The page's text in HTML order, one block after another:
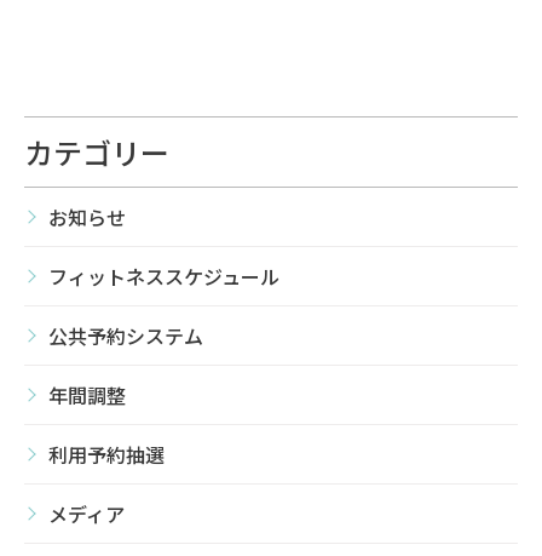
カテゴリー
お知らせ
フィットネススケジュール
公共予約システム
年間調整
利用予約抽選
メディア